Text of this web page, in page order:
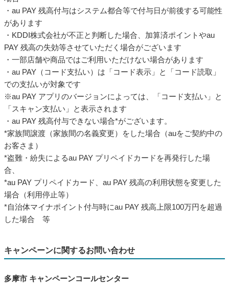
・au PAY 残高付与はシステム都合等で付与日が前後する可能性
があります
・KDDI株式会社が不正と判断した場合、加算済ポイントやau
PAY 残高の失効等させていただく場合がございます
・一部店舗や商品ではご利用いただけない場合があります
・au PAY（コード支払い）は「コード表示」と「コード読取」
での支払いが対象です
※au PAY アプリのバージョンによっては、「コード支払い」と
「スキャン支払い」と表示されます
・au PAY 残高付与できない場合*がございます。
*家族間譲渡（家族間の名義変更）をした場合（auをご契約中の
お客さま）
*盗難・紛失によるau PAY プリペイドカードを再発行した場
合、
*au PAY プリペイドカード、au PAY 残高の利用状態を変更した
場合（利用停止等）
*自治体マイナポイント付与時にau PAY 残高上限100万円を超過
した場合 等
キャンペーンに関するお問い合わせ
多摩市 キャンペーンコールセンター